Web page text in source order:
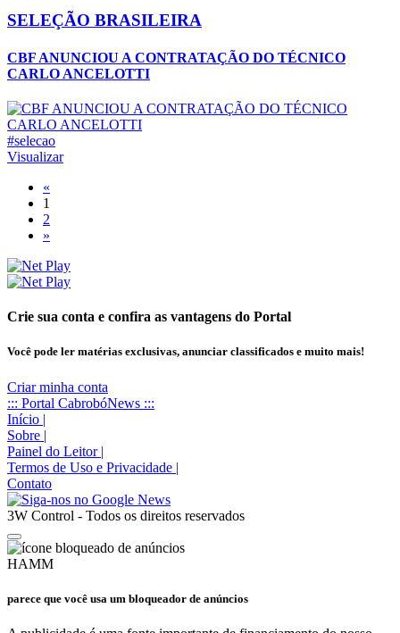
SELEÇÃO BRASILEIRA
CBF ANUNCIOU A CONTRATAÇÃO DO TÉCNICO
CARLO ANCELOTTI
#selecao
Visualizar
«
1
2
»
Crie sua conta e confira as vantagens do Portal
Você pode ler matérias exclusivas, anunciar classificados e muito mais!
Criar minha conta
::: Portal CabrobóNews :::
Início |
Sobre |
Painel do Leitor |
Termos de Uso e Privacidade |
Contato
3W Control - Todos os direitos reservados
HAMM
parece que você usa um bloqueador de anúncios